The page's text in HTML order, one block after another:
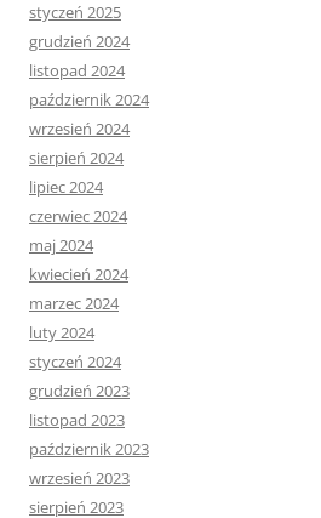
styczeń 2025
grudzień 2024
listopad 2024
październik 2024
wrzesień 2024
sierpień 2024
lipiec 2024
czerwiec 2024
maj 2024
kwiecień 2024
marzec 2024
luty 2024
styczeń 2024
grudzień 2023
listopad 2023
październik 2023
wrzesień 2023
sierpień 2023